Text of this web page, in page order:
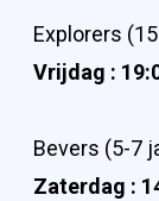
Explorers
Vrijdag :
Bevers (5-7
Zaterdag :